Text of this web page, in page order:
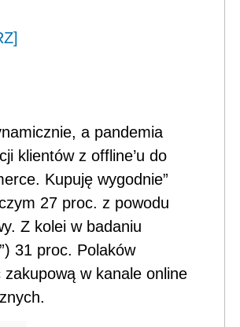
a pandemia
klientów z offline’u do
Kupuję wygodnie”
27 proc. z powodu
Z kolei w badaniu
31 proc. Polaków
zakupową w kanale online